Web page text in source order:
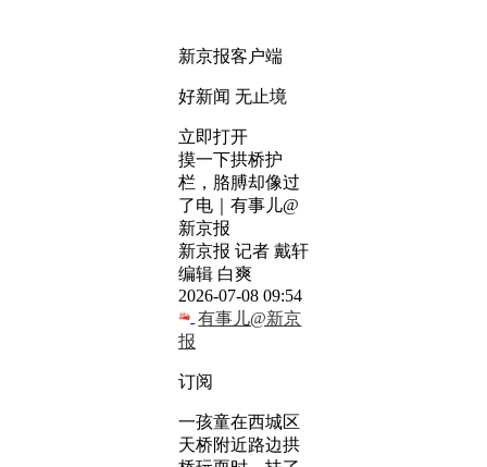
新京报客户端
好新闻 无止境
立即打开
摸一下拱桥护
栏，胳膊却像过
了电｜有事儿@
新京报
新京报 记者 戴轩
编辑 白爽
2026-07-08 09:54
有事儿@新京
报
订阅
一孩童在西城区
天桥附近路边拱